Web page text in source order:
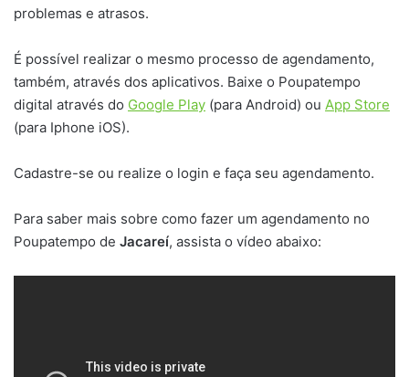
problemas e atrasos.
É possível realizar o mesmo processo de agendamento,
também, através dos aplicativos. Baixe o Poupatempo
digital através do Google Play (para Android) ou App Store
(para Iphone iOS).
Cadastre-se ou realize o login e faça seu agendamento.
Para saber mais sobre como fazer um agendamento no
Poupatempo de Jacareí, assista o vídeo abaixo: